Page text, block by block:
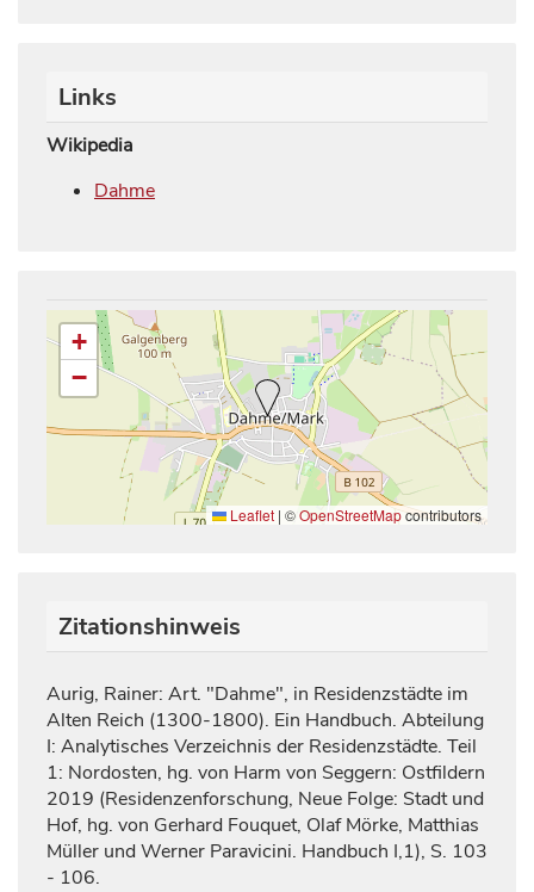
Links
Wikipedia
Dahme
+
−
Leaflet | ©OpenStreetMapcontributors
Zitationshinweis
Aurig, Rainer: Art. "Dahme", in Residenzstädte im
Alten Reich (1300-1800). Ein Handbuch. Abteilung
I: Analytisches Verzeichnis der Residenzstädte. Teil
1: Nordosten, hg. von Harm von Seggern: Ostfildern
2019 (Residenzenforschung, Neue Folge: Stadt und
Hof, hg. von Gerhard Fouquet, Olaf Mörke, Matthias
Müller und Werner Paravicini. Handbuch I,1), S. 103
- 106.